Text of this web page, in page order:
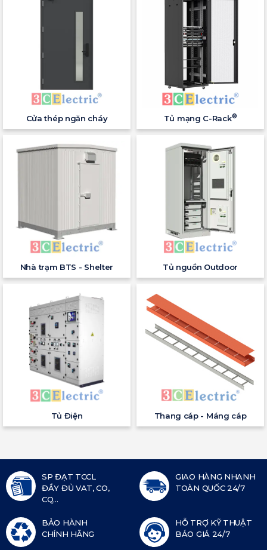
Cửa thép ngăn cháy Tủ mạng C-Rack®
Nhà trạm BTS - Shelter Tủ nguồn Outdoor
Tủ Điện Thang cáp - Máng cáp
SP ĐẠT TCCL
ĐẦY ĐỦ VAT, CO,
CQ...
GIAO HÀNG NHANH
TOÀN QUỐC 24/7
BẢO HÀNH
CHÍNH HÃNG
HỖ TRỢ KỸ THUẬT
BÁO GIÁ 24/7